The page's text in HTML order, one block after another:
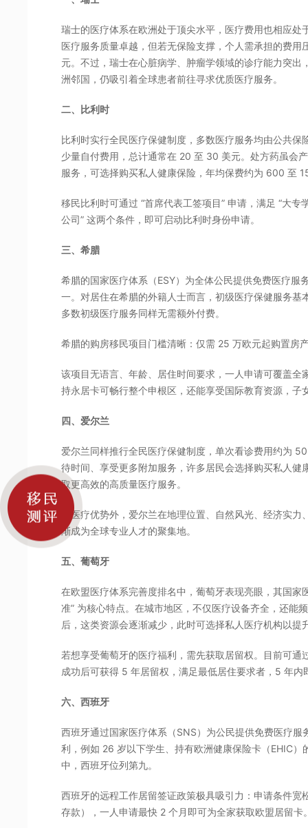
瑞士的医疗体系在欧洲处于顶尖水平，医疗费用也相应
医疗服务质量卓越，但若无保险支撑，个人需承担的费
元。不过，瑞士在心脏病学、肿瘤学领域的诊疗能力突
洲邻国，仍吸引着全球患者前往寻求优质医疗服务。
二、比利时
比利时实行全民医疗保健制度，多数医疗服务均由公共
少量自付费用，总计通常在 20 至 30 美元。处方药虽会
服务，可选择购买私人健康保险，年均保费约为 600 至
移民比利时可通过 “首席代表工签项目” 申请，满足 “大
公司” 这两个条件，即可启动比利时身份申请。
三、希腊
希腊的国家医疗体系（ESY）为全体公民提供免费医疗
一。对居住在希腊的外籍人士而言，初级医疗保健服务
多数初级医疗服务同样无需额外付费。
希腊的购房移民项目门槛清晰：仅需 25 万欧元起购置房
该项目无语言、年龄、居住时间要求，一人申请可覆盖
持永居卡可畅行整个申根区，还能享受国际教育资源，
四、爱尔兰
爱尔兰同样推行全民医疗保健制度，单次看诊费用约为
待时间、享受更多附加服务，许多居民会选择购买私人
取更高效的高质量医疗服务。
除医疗优势外，爱尔兰在地理位置、自然风光、经济实
渐成为全球专业人才的聚集地。
五、葡萄牙
在欧盟医疗体系完善度排名中，葡萄牙表现亮眼，其国
准” 为核心特点。在城市地区，不仅医疗设备齐全，还能
后，这类资源会逐渐减少，此时可选择私人医疗机构以提
若想享受葡萄牙的医疗福利，需先获取居留权。目前可通
成功后可获得 5 年居留权，满足最低居住要求者，5 年内
六、西班牙
西班牙通过国家医疗体系（SNS）为公民提供免费医疗
利，例如 26 岁以下学生、持有欧洲健康保险卡（EHIC）
中，西班牙位列第九。
西班牙的远程工作居留签证政策极具吸引力：申请条件
存款），一人申请最快 2 个月即可为全家获取欧盟居留卡